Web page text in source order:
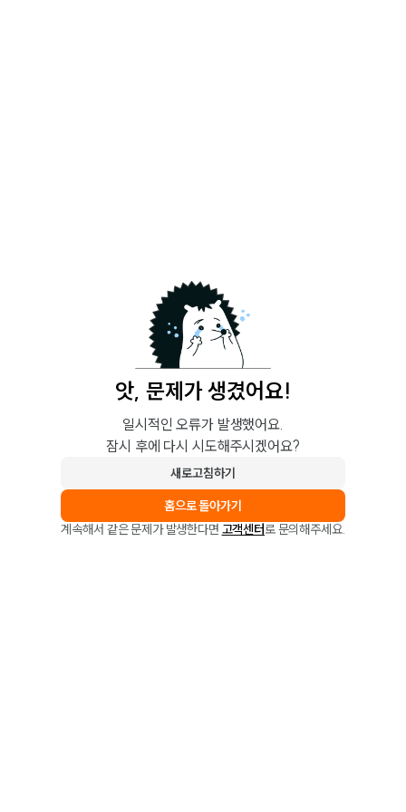
앗, 문제가 생겼어요!
일시적인 오류가 발생했어요.
잠시 후에 다시 시도해주시겠어요?
새로고침하기
홈으로 돌아가기
계속해서 같은 문제가 발생한다면 고객센터로 문의해주세요.